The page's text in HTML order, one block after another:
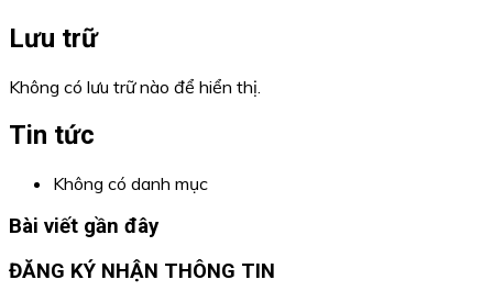
Lưu trữ
Không có lưu trữ nào để hiển thị.
Tin tức
Không có danh mục
Bài viết gần đây
ĐĂNG KÝ NHẬN THÔNG TIN